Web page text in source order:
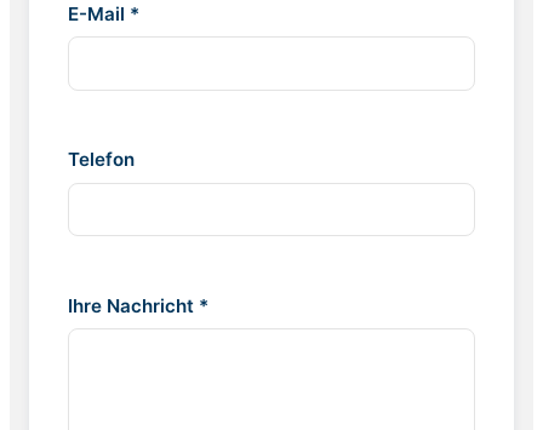
E-Mail *
Telefon
Ihre Nachricht *